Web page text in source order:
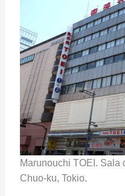
Marunouchi TOEI. Sala
Chuo-ku, Tokio.